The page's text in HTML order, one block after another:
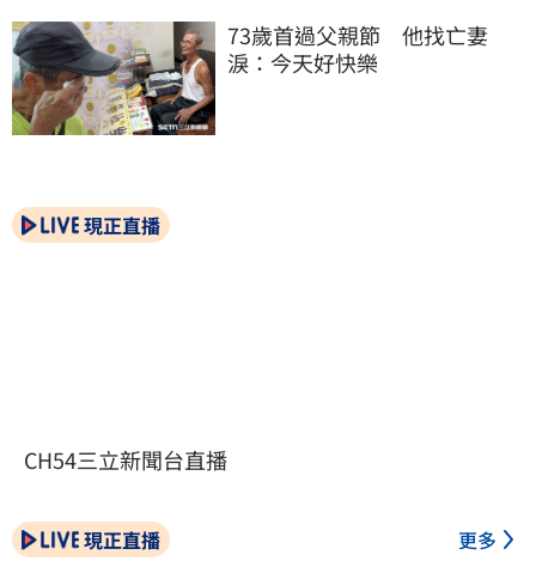
73歲首過父親節　他找亡妻
淚：今天好快樂
現正直播
CH54三立新聞台直播
現正直播 更多